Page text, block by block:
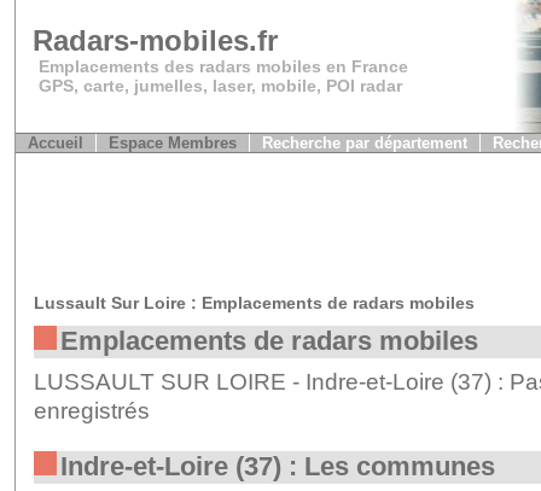
Radars-mobiles.fr
Emplacements des radars mobiles en France
GPS, carte, jumelles, laser, mobile, POI radar
Accueil Espace Membres Recherche par département
Lussault Sur Loire : Emplacements de radars mobiles
Emplacements de radars mobiles
LUSSAULT SUR LOIRE - Indre-et-Loire (37) :
enregistrés
Indre-et-Loire (37) : Les communes